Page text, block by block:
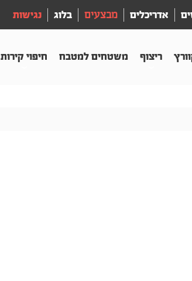
אדריכלים מבצעים בלוג נגישות
ריצוף משטחים למטבח חיפוי קירות